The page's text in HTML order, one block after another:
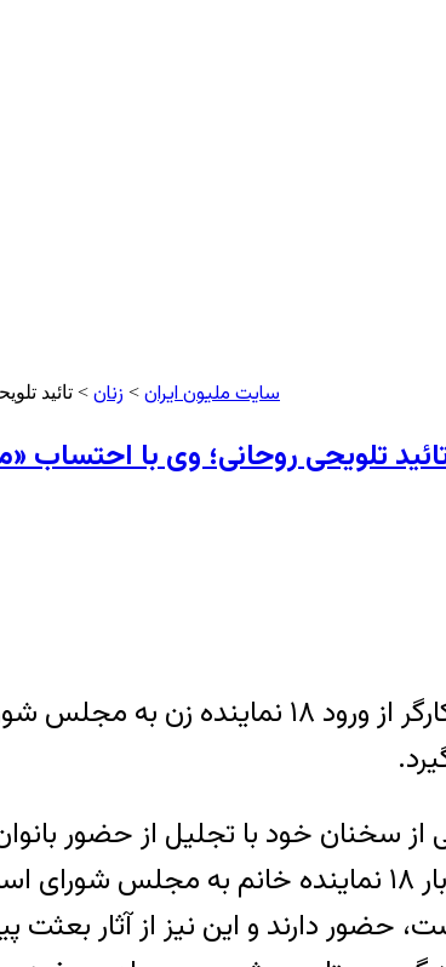
سایت ملیون ایران > زنان > تائید تلویحی
تلویحی روحانی؛ وی با احتساب «مینو خالقی» از ورود ۱۸
رئیس جمهوری امروز در مراسم روز جهانی
در بخشی از سخنان خود با تجلیل از
مجلس شورای اسلامی، گفت: «برای اولین بار ۱۸
حضور دارند و این نیز از آثار